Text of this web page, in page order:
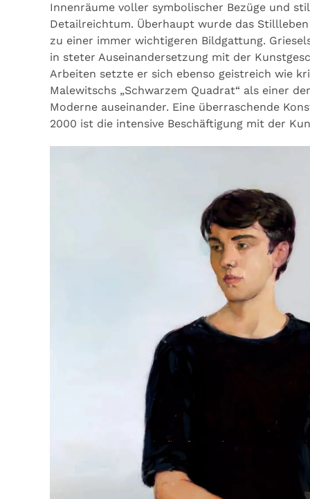
Innenräume voller symbolischer Bezüge und
Detailreichtum. Überhaupt wurde das
zu einer immer wichtigeren Bildgattung.
in steter Auseinandersetzung mit der
Arbeiten setzte er sich ebenso geistreich wie
Malewitschs „Schwarzem Quadrat“ als einer
Moderne auseinander. Eine überraschende
2000 ist die intensive Beschäftigung mit der